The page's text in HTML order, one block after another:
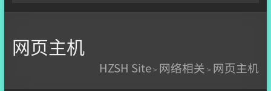
网页主机
HZSH Site> 网络相关 > 网页主机